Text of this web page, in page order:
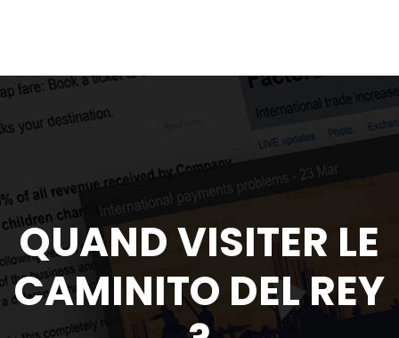
QUAND VISITER LE
CAMINITO DEL REY